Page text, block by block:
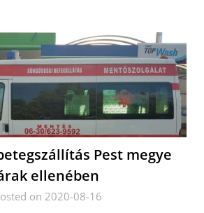
Pest megye
ellenében
on 2020-08-16